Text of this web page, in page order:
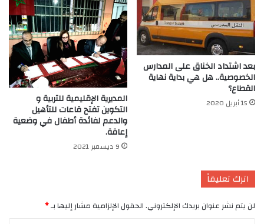
بعد اشتداد الخناق على المدارس
الخصوصية.. هل هي بداية نهاية
القطاع؟
15 أبريل 2020 المديرية الإقليمية للتربية و
التكوين تفتح قاعات للتأهيل
والدعم لفائدة أطفال في وضعية
إعاقة.
9 ديسمبر 2021
اترك تعليقاً
لن يتم نشر عنوان بريدك الإلكتروني.الحقول الإلزامية مشار إليها بـ*